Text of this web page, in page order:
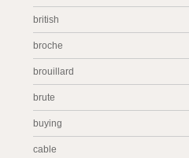
british
broche
brouillard
brute
buying
cable